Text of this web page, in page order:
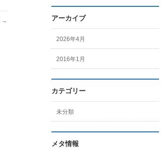
→ アーカイブ
2026年4月
2016年1月
カテゴリー
未分類
メタ情報